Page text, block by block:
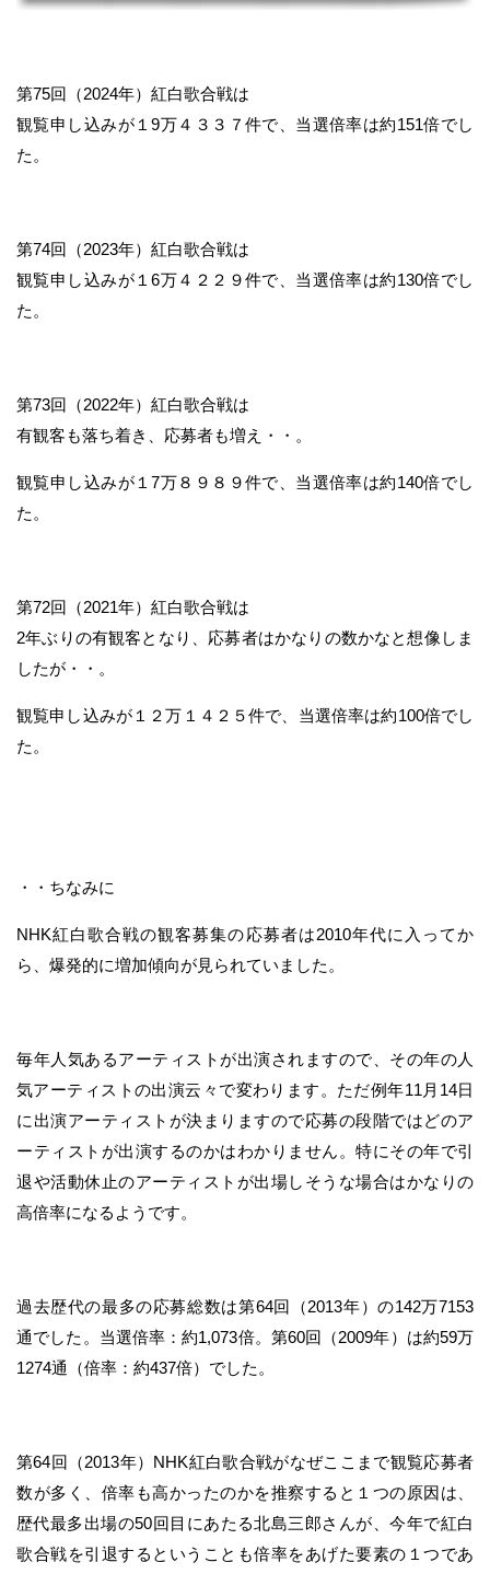
第75回（2024年）紅白歌合戦は
観覧申し込みが１9万４３３７件で、当選倍率は約151倍でし
た。
第74回（2023年）紅白歌合戦は
観覧申し込みが１6万４２２９件で、当選倍率は約130倍でし
た。
第73回（2022年）紅白歌合戦は
有観客も落ち着き、応募者も増え・・。
観覧申し込みが１7万８９８９件で、当選倍率は約140倍でし
た。
第72回（2021年）紅白歌合戦は
2年ぶりの有観客となり、応募者はかなりの数かなと想像しま
したが・・。
観覧申し込みが１２万１４２５件で、当選倍率は約100倍でし
た。
・・ちなみに
NHK紅白歌合戦の観客募集の応募者は2010年代に入ってか
ら、爆発的に増加傾向が見られていました。
毎年人気あるアーティストが出演されますので、その年の人
気アーティストの出演云々で変わります。ただ例年11月14日
に出演アーティストが決まりますので応募の段階ではどのア
ーティストが出演するのかはわかりません。特にその年で引
退や活動休止のアーティストが出場しそうな場合はかなりの
高倍率になるようです。
過去歴代の最多の応募総数は第64回（2013年）の142万7153
通でした。当選倍率：約1,073倍。第60回（2009年）は約59万
1274通（倍率：約437倍）でした。
第64回（2013年）NHK紅白歌合戦がなぜここまで観覧応募者
数が多く、倍率も高かったのかを推察すると１つの原因は、
歴代最多出場の50回目にあたる北島三郎さんが、今年で紅白
歌合戦を引退するということも倍率をあげた要素の１つであ